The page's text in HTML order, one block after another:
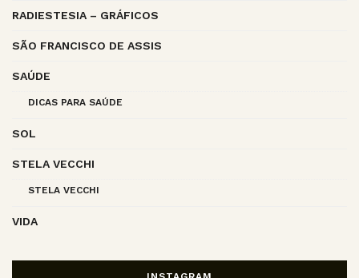
RADIESTESIA – GRÁFICOS
SÃO FRANCISCO DE ASSIS
SAÚDE
DICAS PARA SAÚDE
SOL
STELA VECCHI
STELA VECCHI
VIDA